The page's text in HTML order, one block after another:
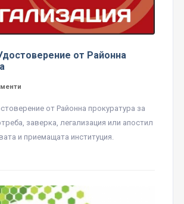
от Районна
от Районна прокуратура за
заверка, легализация или апостил
и приемащата институция.